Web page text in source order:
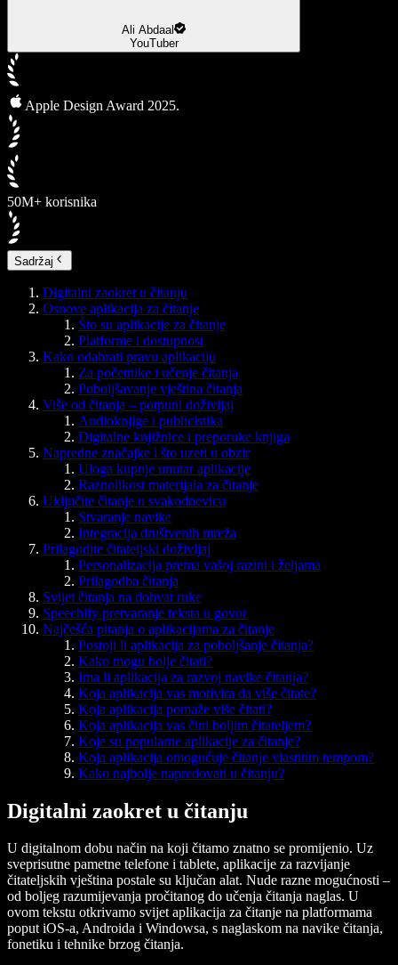
Ali Abdaal
YouTuber
Apple Design Award 2025.
50M+ korisnika
Sadržaj
Digitalni zaokret u čitanju
Osnove aplikacija za čitanje
Što su aplikacije za čitanje
Platforme i dostupnost
Kako odabrati pravu aplikaciju
Za početnike i učenje čitanja
Poboljšavanje vještina čitanja
Više od čitanja – potpuni doživljaj
Audioknjige i publicistika
Digitalne knjižnice i preporuke knjiga
Napredne značajke i što uzeti u obzir
Uloga kupnje unutar aplikacije
Raznolikost materijala za čitanje
Uključite čitanje u svakodnevicu
Stvaranje navike
Integracija društvenih mreža
Prilagodite čitateljski doživljaj
Personalizacija prema vašoj razini i željama
Prilagodba čitanja
Svijet čitanja na dohvat ruke
Speechify pretvaranje teksta u govor
Najčešća pitanja o aplikacijama za čitanje
Postoji li aplikacija za poboljšanje čitanja?
Kako mogu bolje čitati?
Ima li aplikacija za razvoj navike čitanja?
Koja aplikacija vas motivira da više čitate?
Koja aplikacija pomaže više čitati?
Koja aplikacija vas čini boljim čitateljem?
Koje su popularne aplikacije za čitanje?
Koja aplikacija omogućuje čitanje vlastitim tempom?
Kako najbolje napredovati u čitanju?
Digitalni zaokret u čitanju
U digitalnom dobu način na koji čitamo znatno se promijenio. Uz
sveprisutne pametne telefone i tablete, aplikacije za razvijanje
čitateljskih vještina postale su ključan alat. Nude razne mogućnosti –
od boljeg razumijevanja pročitanog do učenja čitanja naglas. U
ovom tekstu otkrivamo svijet aplikacija za čitanje na platformama
poput iOS-a, Androida i Windowsa, s naglaskom na navike čitanja,
fonetiku i tehnike brzog čitanja.